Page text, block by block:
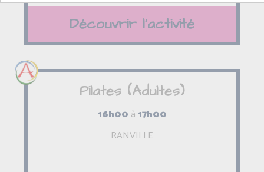
Découvrir l'activité
Pilates (Adultes)
16h00 à17h00
RANVILLE